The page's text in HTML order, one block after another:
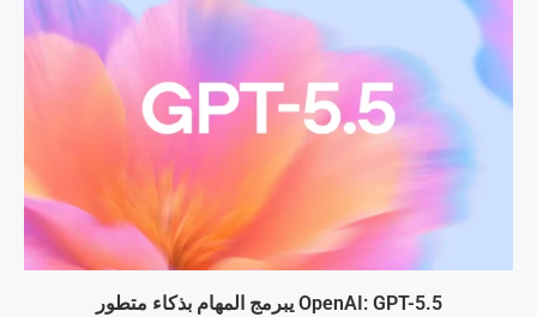
OpenAI: GPT-5.5 يبرمج المهام بذكاء متطور